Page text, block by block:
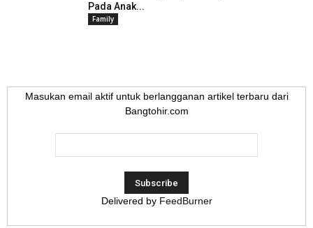
Pada Anak...
Family
Masukan email aktif untuk berlangganan artikel terbaru dari
Bangtohir.com
Delivered by FeedBurner